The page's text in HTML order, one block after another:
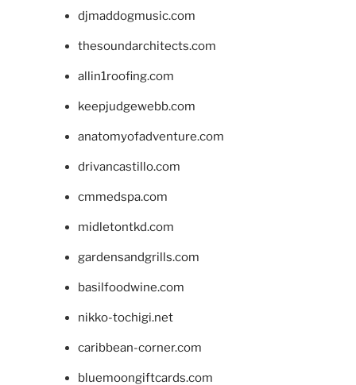
djmaddogmusic.com
thesoundarchitects.com
allin1roofing.com
keepjudgewebb.com
anatomyofadventure.com
drivancastillo.com
cmmedspa.com
midletontkd.com
gardensandgrills.com
basilfoodwine.com
nikko-tochigi.net
caribbean-corner.com
bluemoongiftcards.com